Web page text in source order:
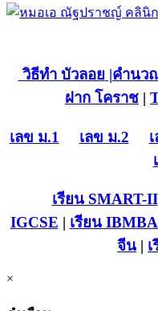
วิธีทำ บัวลอย |คำนว
ฝาก โคราช |
เลข ม.1 เลข ม.2
เรียน SMART-II
IGCSE | เรียน IBMBA
จีน |
×